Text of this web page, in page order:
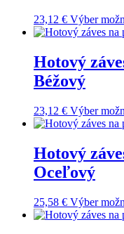
23,12 € Výber
Hotový
Béžový
23,12 € Výber
Hotový
Oceľový
25,58 € Výber